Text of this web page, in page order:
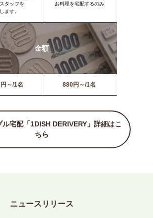
タッフを
ます。
お料理を宅配するのみ
金額
～/1名 880円～/1名
ル宅配「1DISH DERIVERY」詳細はこ
ちら
ニュースリリース